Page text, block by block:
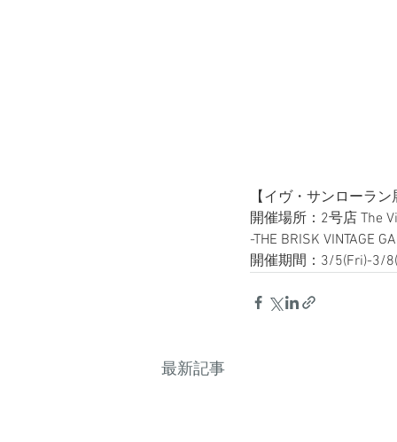
【イヴ・サンローラン
開催場所：2号店 The
-THE BRISK VINTAGE
開催期間：3/5(Fri)-3/
最新記事